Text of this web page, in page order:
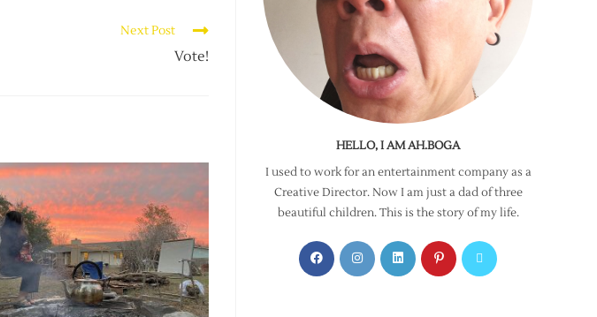
Next Post
Vote!
HELLO, I AM AH.BOGA
I used to work for an entertainment company as a
Creative Director. Now I am just a dad of three
beautiful children. This is the story of my life.